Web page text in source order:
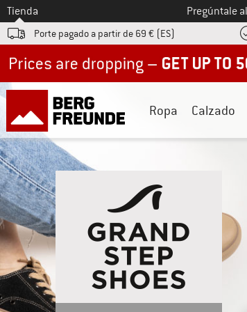
A la
Tienda Pregúntale
Porte pagado a partir de 69 € (ES)
Ropa Calzado